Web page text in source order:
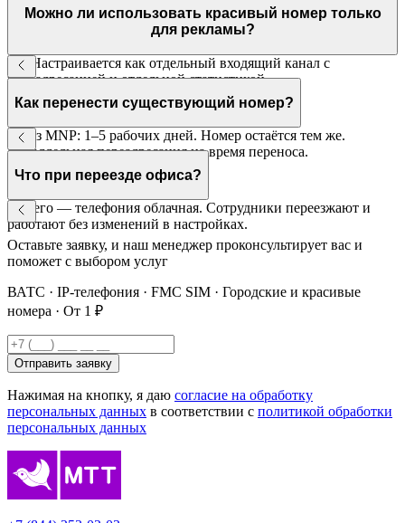
Можно ли использовать красивый номер только
для рекламы?
Да. Настраивается как отдельный входящий канал с
переадресацией и отдельной статистикой.
Как перенести существующий номер?
Через MNP: 1–5 рабочих дней. Номер остаётся тем же.
Параллельная переадресация на время переноса.
Что при переезде офиса?
Ничего — телефония облачная. Сотрудники переезжают и
работают без изменений в настройках.
Оставьте заявку, и наш менеджер проконсультирует вас и
поможет с выбором услуг
ВАТС · IP-телефония · FMC SIM · Городские и красивые
номера · От 1 ₽
Отправить заявку
Нажимая на кнопку, я даю согласие на обработку
персональных данных в соответствии с политикой обработки
персональных данных